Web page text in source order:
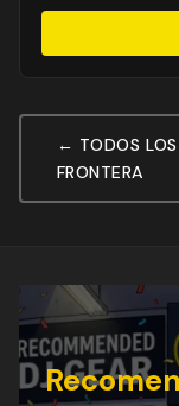
← TODOS LOS
FRONTERA